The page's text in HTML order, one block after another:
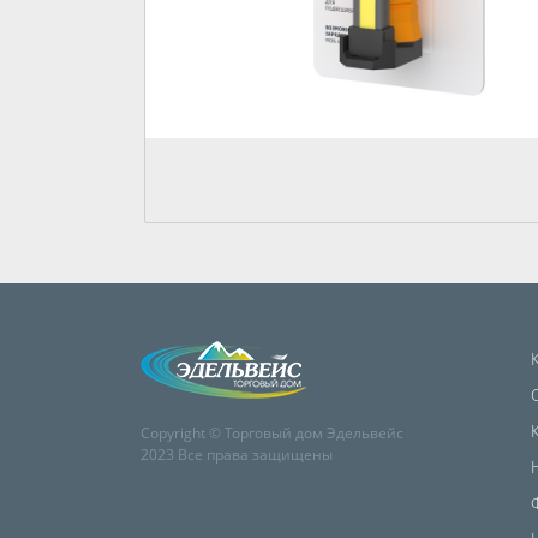
Copyright © Торговый дом Эдельвейс
2023 Все права защищены